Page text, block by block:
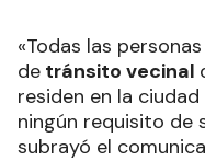
«Todas las
de tránsito vecinal
residen en la
ningún requisito de
subrayó el